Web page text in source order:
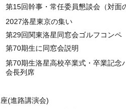
第15回幹事・常任委員懇談会（対面
2027洛星東京の集い
第29回関東洛星同窓会ゴルフコンペ
第70期生に同窓会説明
第70期生洛星高校卒業式・卒業記念
会長列席
(進路講演会)